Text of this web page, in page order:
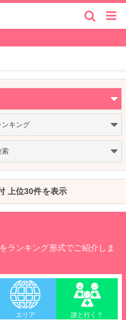
ンキング
索
上位30件を表示
ランキング形式でご紹介しま
エリア 誰と行く？